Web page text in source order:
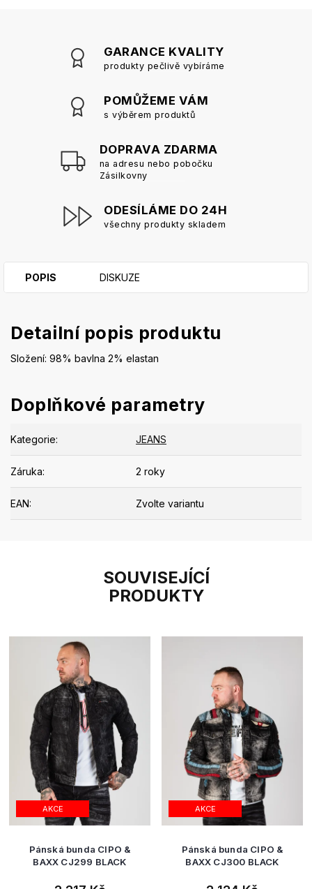
GARANCE KVALITY
produkty pečlivě vybíráme
POMŮŽEME VÁM
s výběrem produktů
DOPRAVA ZDARMA
na adresu nebo pobočku
Zásilkovny
ODESÍLÁME DO 24H
všechny produkty skladem
SOUVISEJÍCÍ
PRODUKTY
AKCE
Pánská bunda CIPO &
BAXX CJ299 BLACK
AKCE
Pánská bunda CIPO &
BAXX CJ300 BLACK
POPIS DISKUZE
Detailní popis produktu
Složení: 98% bavlna 2% elastan
Doplňkové parametry
Kategorie: JEANS
Záruka: 2 roky
EAN: Zvolte variantu